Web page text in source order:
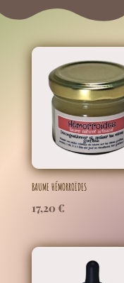
BAUME HÉMORROÏDES
17,20 €